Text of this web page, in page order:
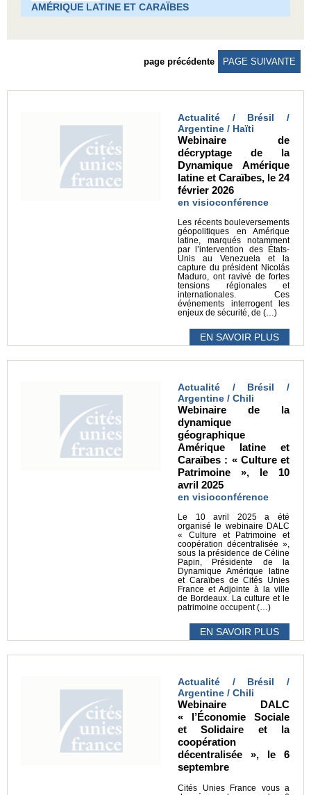
AMÉRIQUE LATINE ET CARAÏBES
page précédente PAGE SUIVANTE
Actualité / Brésil /
Argentine / Haïti
Webinaire de
décryptage de la
Dynamique Amérique
latine et Caraïbes, le 24
février 2026
en visioconférence
Les récents bouleversements
géopolitiques en Amérique
latine, marqués notamment
par l’intervention des États-
Unis au Venezuela et la
capture du président Nicolás
Maduro, ont ravivé de fortes
tensions régionales et
internationales. Ces
événements interrogent les
enjeux de sécurité, de (…)
EN SAVOIR PLUS
Actualité / Brésil /
Argentine / Chili
Webinaire de la
dynamique
géographique
Amérique latine et
Caraïbes : « Culture et
Patrimoine », le 10
avril 2025
en visioconférence
Le 10 avril 2025 a été
organisé le webinaire DALC
« Culture et Patrimoine et
coopération décentralisée »,
sous la présidence de Céline
Papin, Présidente de la
Dynamique Amérique latine
et Caraïbes de Cités Unies
France et Adjointe à la ville
de Bordeaux. La culture et le
patrimoine occupent (…)
EN SAVOIR PLUS
Actualité / Brésil /
Argentine / Chili
Webinaire DALC
« l’Économie Sociale
et Solidaire et la
coopération
décentralisée », le 6
septembre
Cités Unies France vous a